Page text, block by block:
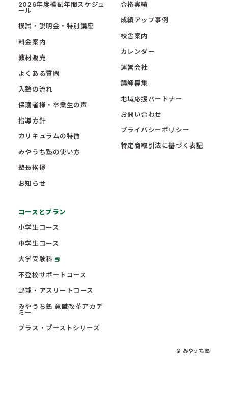
2026年度模試年間スケジュ
ール
模試・説明会・特別講座
料金案内
教材販売
よくある質問
入塾の流れ
保護者様・卒業生の声
指導方針
カリキュラムの特徴
みやうち塾の使い方
塾長挨拶
お知らせ
合格実績
成績アップ事例
校舎案内
カレンダー
運営会社
講師募集
地域応援パートナー
お問い合わせ
プライバシーポリシー
特定商取引法に基づく表記
コースとプラン
小学生コース
中学生コース
大学受験科
不登校サポートコース
野球・アスリートコース
みやうち塾 意識改革アカデ
ミー
プラス・ブーストシリーズ
© みやうち塾